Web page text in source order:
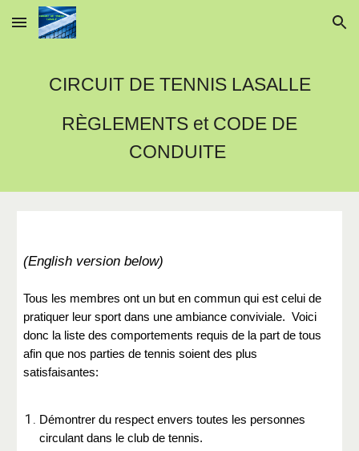
Skip to main content Skip to navigation
CIRCUIT DE TENNIS LASALLE
RÈGLEMENTS et CODE DE
CONDUITE
(English version below)
Tous les membres ont un but en commun qui est celui de
pratiquer leur sport dans une ambiance conviviale. Voici
donc la liste des comportements requis de la part de tous
afin que nos parties de tennis soient des plus
satisfaisantes:
Démontrer du respect envers toutes les personnes
circulant dans le club de tennis.